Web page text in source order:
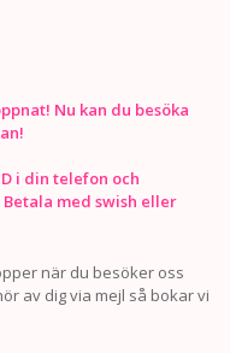
Nu kan du besöka
i din telefon och
med swish eller
när du besöker oss
av dig via mejl så bokar vi